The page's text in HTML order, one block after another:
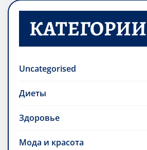
КАТЕГОРИИ
Uncategorised
Диеты
Здоровье
Мода и красота